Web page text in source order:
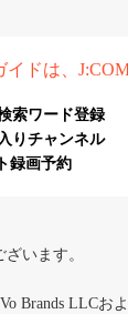
イドは、
索ワード登録
りチャンネル
録画予約
います。
Brands LLC